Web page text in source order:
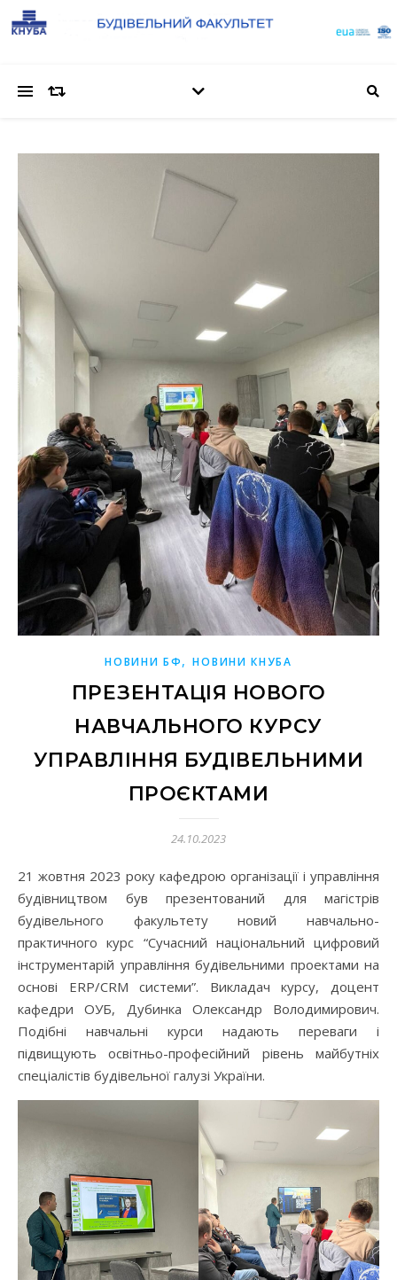
НОВИНИ БФ,НОВИНИ КНУБА
ПРЕЗЕНТАЦІЯ НОВОГО
НАВЧАЛЬНОГО КУРСУ
УПРАВЛІННЯ БУДІВЕЛЬНИМИ
ПРОЄКТАМИ
24.10.2023
21 жовтня 2023 року кафедрою організації і управління
будівництвом був презентований для магістрів
будівельного факультету новий навчально-
практичного курс “Сучасний національний цифровий
інструментарій управління будівельними проектами на
основі ERP/CRM системи”. Викладач курсу, доцент
кафедри ОУБ, Дубинка Олександр Володимирович.
Подібні навчальні курси надають переваги і
підвищують освітньо-професійний рівень майбутніх
спеціалістів будівельної галузі України.